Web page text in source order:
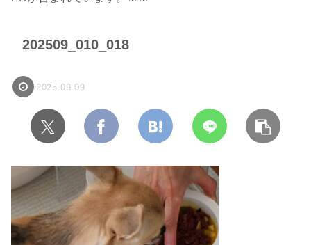
202509_010_018
2025.09.09